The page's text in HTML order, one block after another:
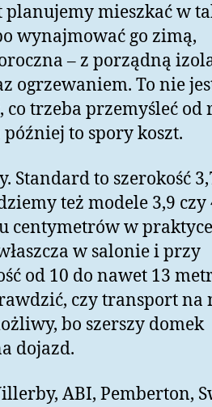
planujemy mieszkać w
wynajmować go zimą,
– z porządną
ogrzewaniem. To nie
co trzeba przemyśleć od
to spory koszt.
Standard to szerokość
też modele 3,9 czy
centymetrów w praktyce
w salonie i przy
od 10 do nawet 13
czy transport na
bo szerszy domek
dojazd.
ABI, Pemberton,